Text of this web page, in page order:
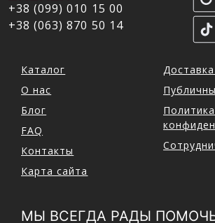
+38 (099) 010 15 00
+38 (063) 870 50 14
Каталог
О нас
Блог
FAQ
Контакты
Карта сайта
Политика
МЫ ВСЕГДА РАДЫ